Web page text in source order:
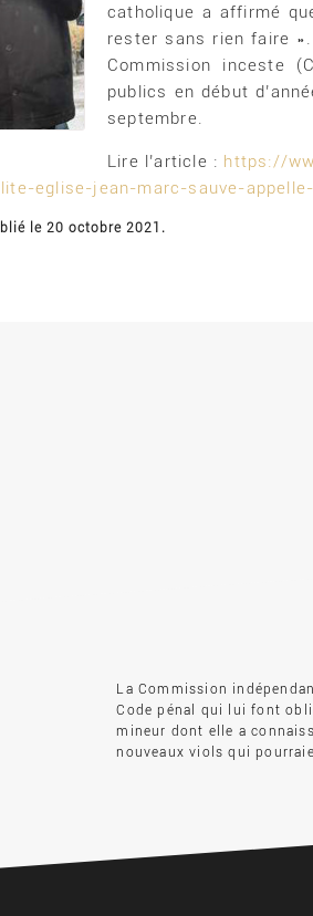
catholique a affirmé
rester sans rien faire
Commission inceste
publics en début
septembre.
Lire l’article : https://
eglise-jean-marc-sauve-
le 20 octobre 2021.
La Commission
Code pénal qui lui font
mineur dont elle a
nouveaux viols qui